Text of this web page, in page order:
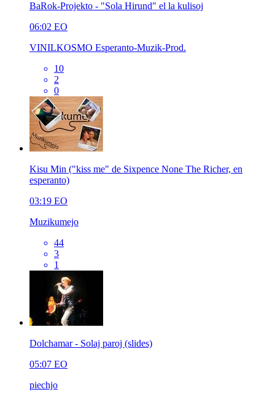
BaRok-Projekto - "Sola Hirund" el la kulisoj
06:02 EO
VINILKOSMO Esperanto-Muzik-Prod.
10
2
0
Kisu Min ("kiss me" de Sixpence None The Richer, en
esperanto)
03:19 EO
Muzikumejo
44
3
1
Dolchamar - Solaj paroj (slides)
05:07 EO
piechjo